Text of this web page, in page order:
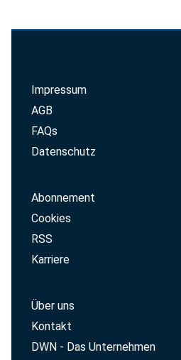
Impressum
AGB
FAQs
Datenschutz
Abonnement
Cookies
RSS
Karriere
Über uns
Kontakt
DWN - Das Unternehmen